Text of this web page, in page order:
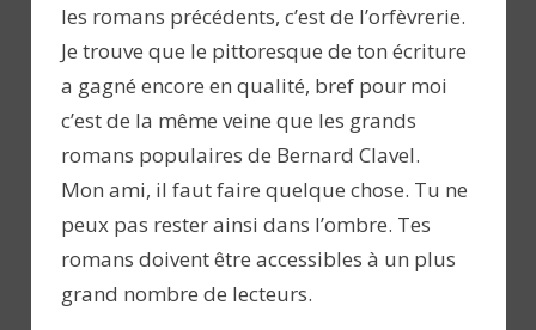
les romans précédents, c’est de l’orfèvrerie.
Je trouve que le pittoresque de ton écriture
a gagné encore en qualité, bref pour moi
c’est de la même veine que les grands
romans populaires de Bernard Clavel.
Mon ami, il faut faire quelque chose. Tu ne
peux pas rester ainsi dans l’ombre. Tes
romans doivent être accessibles à un plus
grand nombre de lecteurs.